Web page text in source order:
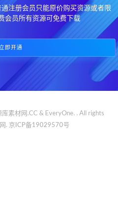
注册会员只能原价购买资源或者限
会员所有资源可免费下载
立即开通
素材网.CC & EveryOne. . All rights
. 京ICP备19029570号